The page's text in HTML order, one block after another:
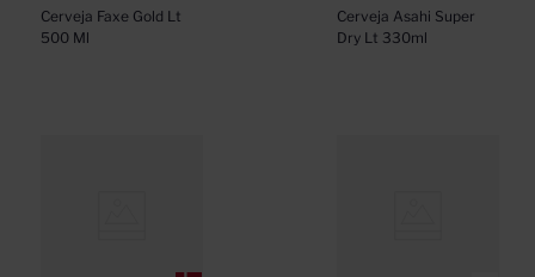
Cerveja Faxe Gold Lt
500 Ml
Cerveja Asahi Super
Dry Lt 330ml